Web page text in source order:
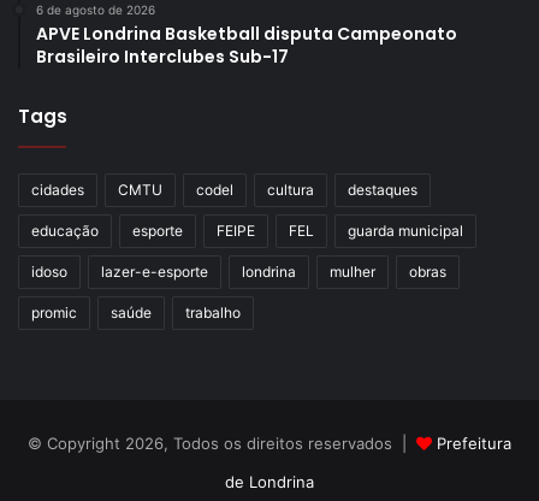
6 de agosto de 2026
APVE Londrina Basketball disputa Campeonato
Brasileiro Interclubes Sub-17
Tags
cidades CMTU codel cultura destaques
educação esporte FEIPE FEL guarda municipal
idoso lazer-e-esporte londrina mulher obras
promic saúde trabalho
© Copyright 2026, Todos os direitos reservados |
Prefeitura
de Londrina